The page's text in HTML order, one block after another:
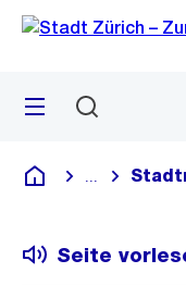
Navigation
Sprunglink
Menü
Deutsch
Blende alle
Seite